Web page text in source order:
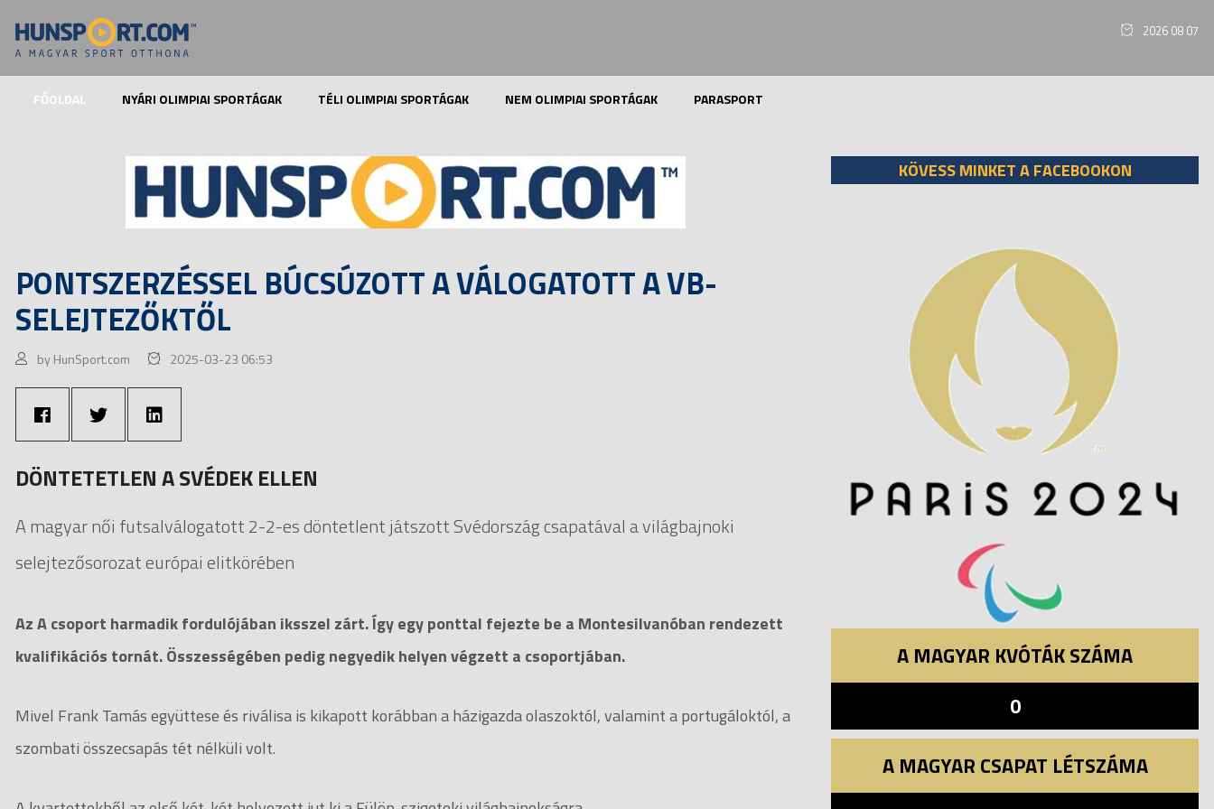
2026 08 07
FŐOLDAL NYÁRI OLIMPIAI SPORTÁGAK TÉLI OLIMPIAI SPORTÁGAK NEM OLIMPIAI SPORTÁGAK PARASPORT
PONTSZERZÉSSEL BÚCSÚZOTT A VÁLOGATOTT A VB-
SELEJTEZŐKTŐL
by HunSport.com 2025-03-23 06:53
DÖNTETETLEN A SVÉDEK ELLEN
A magyar női futsalválogatott 2-2-es döntetlent játszott Svédország csapatával a világbajnoki
selejtezősorozat európai elitkörében
Az A csoport harmadik fordulójában iksszel zárt. Így egy ponttal fejezte be a Montesilvanóban rendezett
kvalifikációs tornát. Összességében pedig negyedik helyen végzett a csoportjában.
Mivel Frank Tamás együttese és riválisa is kikapott korábban a házigazda olaszoktól, valamint a portugáloktól, a
szombati összecsapás tét nélküli volt.
KÖVESS MINKET A FACEBOOKON
A MAGYAR KVÓTÁK SZÁMA
0
A MAGYAR CSAPAT LÉTSZÁMA